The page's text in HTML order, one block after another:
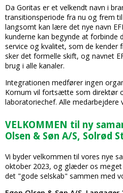
Da Goritas er et velkendt navn i
transitionsperiode fra nu og frem
langsomt kan lære det nye navn
kunderne kan begynde at forbinde
service og kvalitet, som de kender
sker det formelle skift, og navnet
brug i alle kanaler.
Integrationen medfører ingen
Kornum vil fortsætte som direktør
laboratoriechef. Alle
VELKOMMEN til ny
Olsen & Søn A/S, Solrød
Vi byder velkommen til vores nye
oktober 2023, og glæder os
det "gode selskab" sammen med